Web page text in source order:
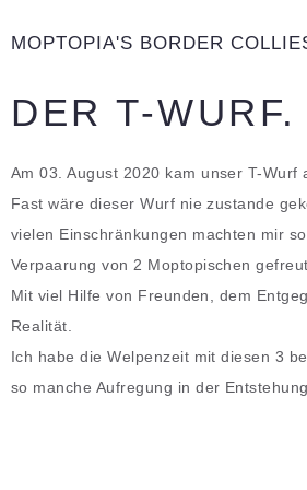
MOPTOPIA'S BORDER
DER T-WURF.
Am 03. August 2020 kam unser T-Wurf
Fast wäre dieser Wurf nie zustande
vielen Einschränkungen machten mir
Verpaarung von 2 Moptopischen gefreut.
Mit viel Hilfe von Freunden, dem
Realität.
Ich habe die Welpenzeit mit diesen 3
so manche Aufregung in der